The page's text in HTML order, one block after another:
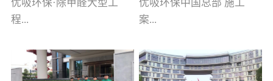
品线生产基地，工厂拥有
自动化生产设备和成熟的
选择源头源材料、严控产
品质量，我们每一批的生
居乐寓，超大型工装室内
空气治理项目顺利启航，
优吸环保·除甲醛大型工
程...
案例【深圳安居乐寓】室
优吸环保中国总部 施工
案...
例(学校工装节选)广州南沙